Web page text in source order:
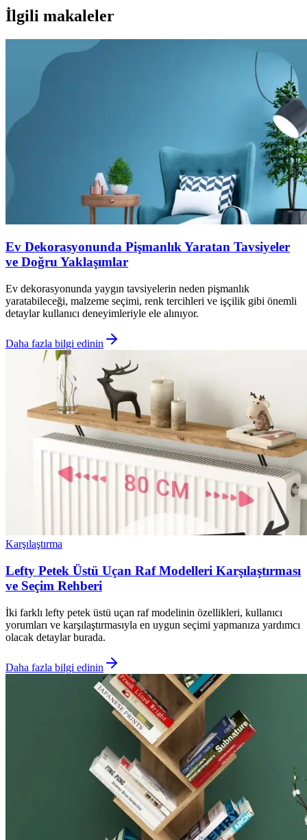
İlgili makaleler
Ev Dekorasyonunda Pişmanlık Yaratan Tavsiyeler
ve Doğru Yaklaşımlar
Ev dekorasyonunda yaygın tavsiyelerin neden pişmanlık
yaratabileceği, malzeme seçimi, renk tercihleri ve işçilik gibi önemli
detaylar kullanıcı deneyimleriyle ele alınıyor.
Daha fazla bilgi edinin
Karşılaştırma
Lefty Petek Üstü Uçan Raf Modelleri Karşılaştırması
ve Seçim Rehberi
İki farklı lefty petek üstü uçan raf modelinin özellikleri, kullanıcı
yorumları ve karşılaştırmasıyla en uygun seçimi yapmanıza yardımcı
olacak detaylar burada.
Daha fazla bilgi edinin